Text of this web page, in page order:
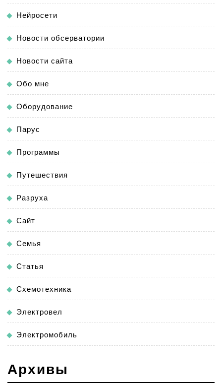
Нейросети
Новости обсерватории
Новости сайта
Обо мне
Оборудование
Парус
Программы
Путешествия
Разруха
Сайт
Семья
Статья
Схемотехника
Электровел
Электромобиль
Архивы